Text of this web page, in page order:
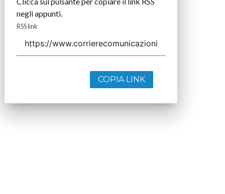
negli appunti.
RSS link
COPIA LINK